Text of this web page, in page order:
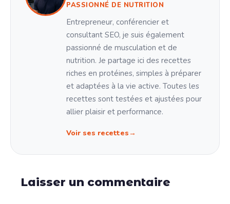
PASSIONNÉ DE NUTRITION
Entrepreneur, conférencier et
consultant SEO, je suis également
passionné de musculation et de
nutrition. Je partage ici des recettes
riches en protéines, simples à préparer
et adaptées à la vie active. Toutes les
recettes sont testées et ajustées pour
allier plaisir et performance.
Voir ses recettes
Laisser un commentaire